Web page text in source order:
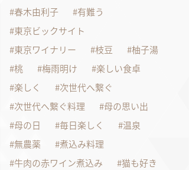
春木由利子
有難う
東京ビックサイト
東京ワイナリー
枝豆
柚子湯
桃
梅雨明け
楽しい食卓
楽しく
次世代へ繋ぐ
次世代へ繋ぐ料理
母の思い出
母の日
毎日楽しく
温泉
無農薬
煮込み料理
牛肉の赤ワイン煮込み
猫も好き